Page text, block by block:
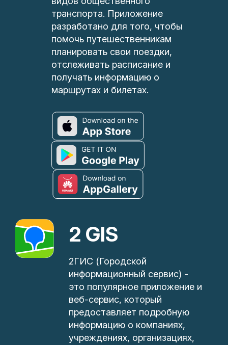
транспорта. Приложение
разработано для того, чтобы
помочь путешественникам
планировать свои поездки,
отслеживать расписание и
получать информацию о
маршрутах и билетах.
2 GIS
2ГИС (Городской
информационный сервис) -
это популярное приложение и
веб-сервис, который
предоставляет подробную
информацию о компаниях,
учреждениях, организациях,